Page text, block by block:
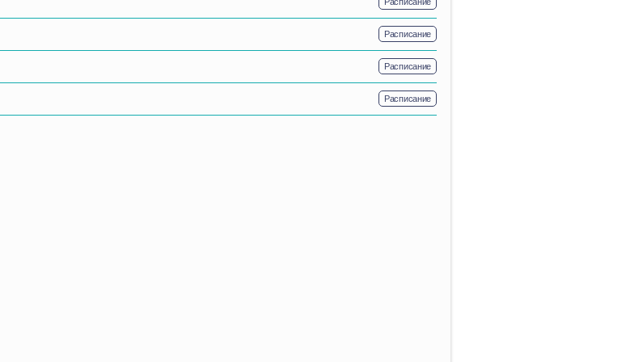
Расписание
Расписание
Расписание